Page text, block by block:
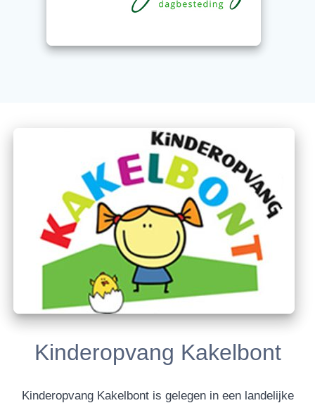
Kinderopvang Kakelbont
Kinderopvang Kakelbont is gelegen in een landelijke